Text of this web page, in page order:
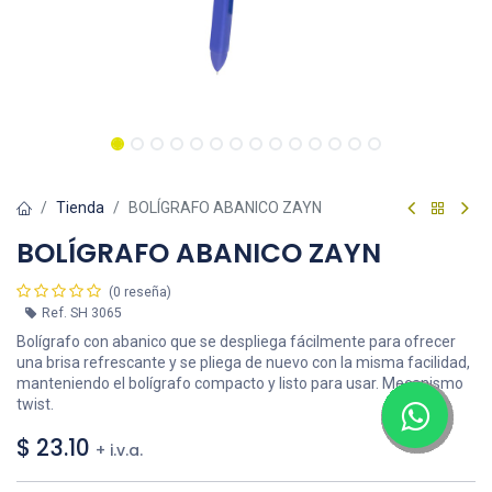
Tienda BOLÍGRAFO ABANICO ZAYN
BOLÍGRAFO ABANICO ZAYN
(0 reseña)
Ref. SH 3065
Bolígrafo con abanico que se despliega fácilmente para ofrecer
una brisa refrescante y se pliega de nuevo con la misma facilidad,
manteniendo el bolígrafo compacto y listo para usar. Mecanismo
twist.
$ 23.10 + i.v.a.